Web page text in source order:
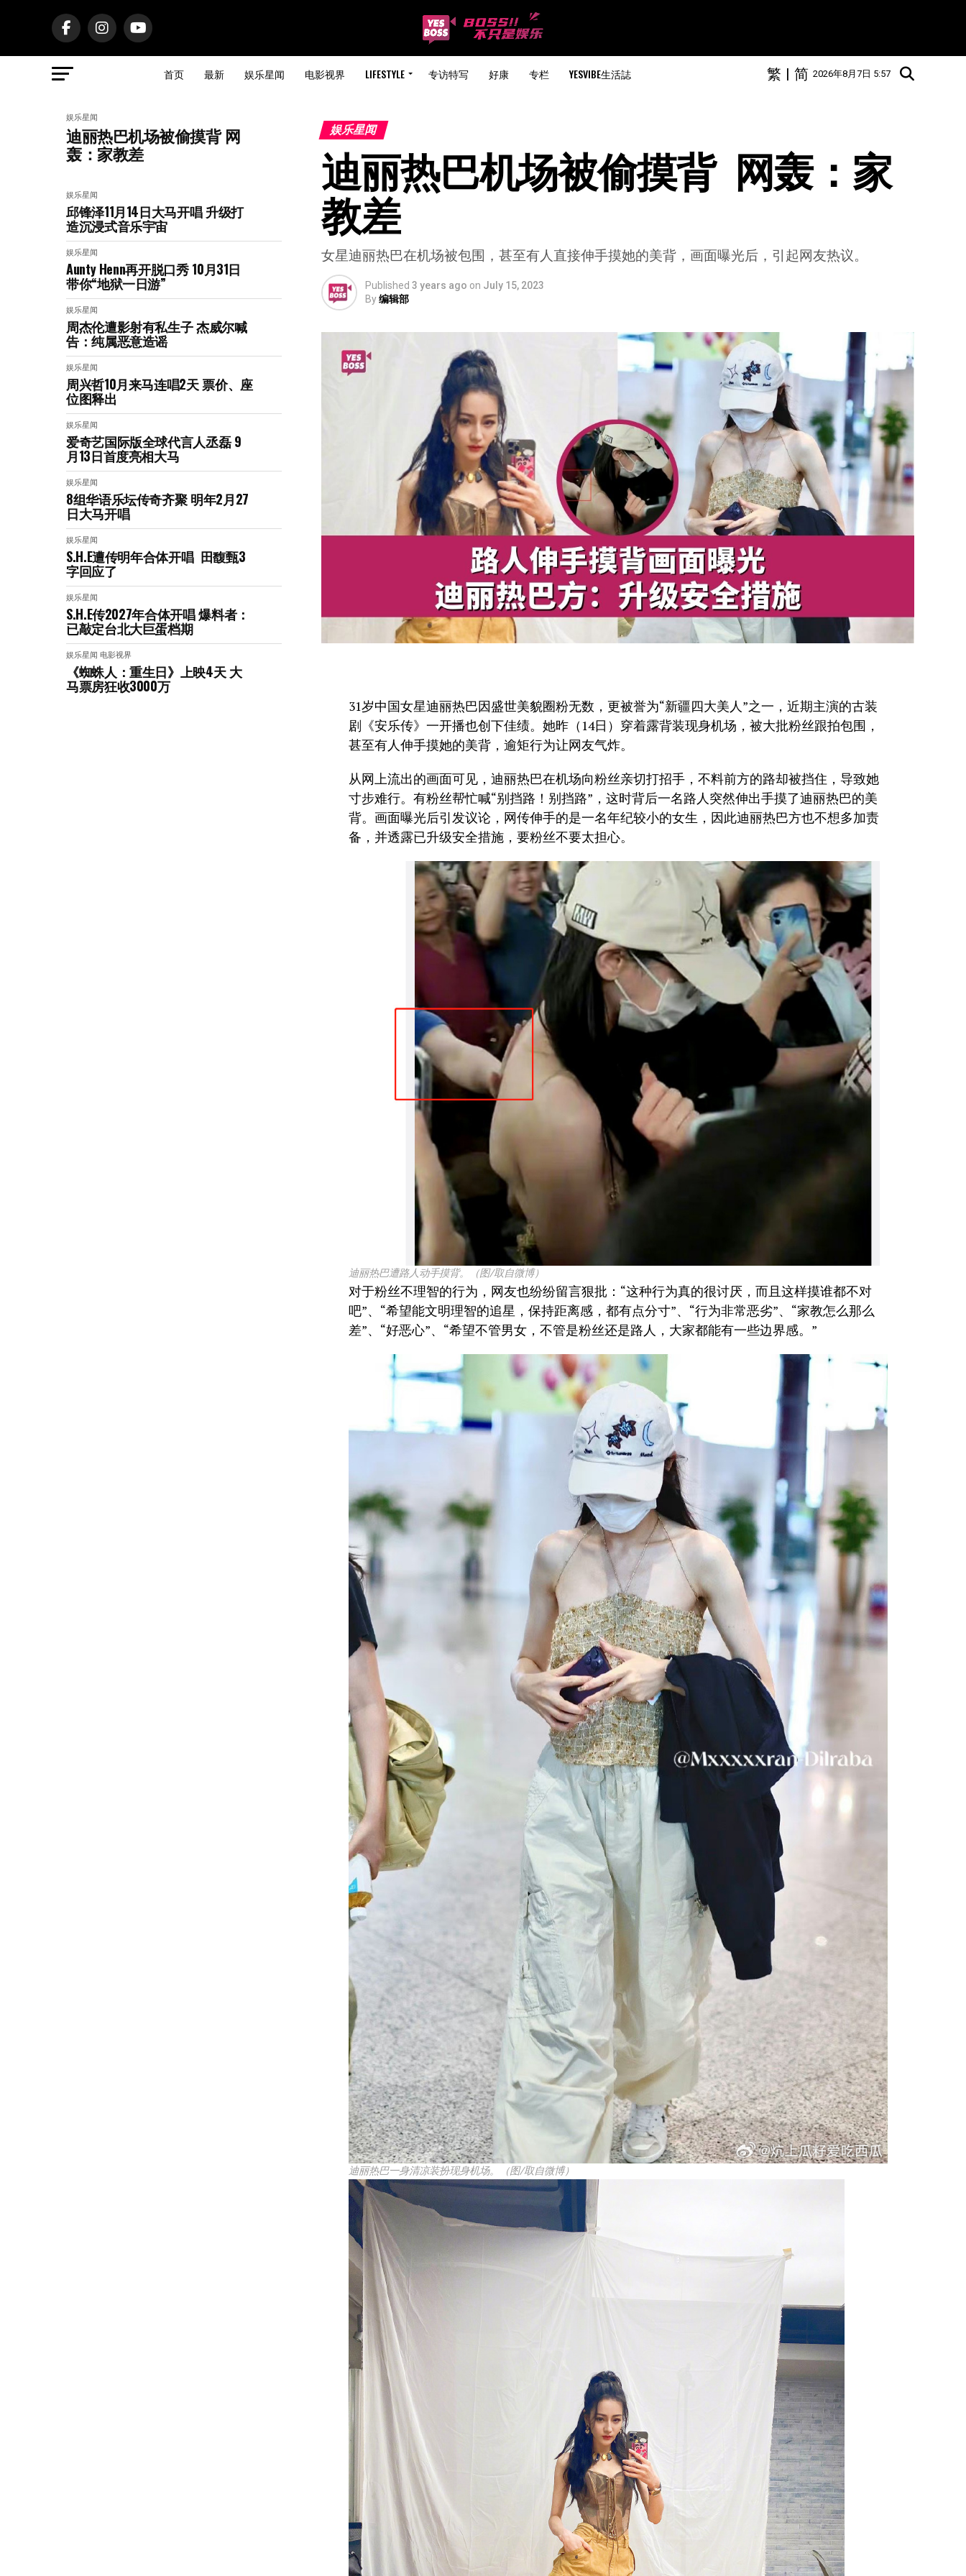
首页 最新 娱乐星闻 电影视界 LIFESTYLE 专访特写 好康 专栏 YESVIBE生活誌 2026年8月7日 5:57
简
|
繁
娱乐星闻
迪丽热巴机场被偷摸背 网
轰：家教差
娱乐星闻
邱锋泽11月14日大马开唱 升级打
造沉浸式音乐宇宙
娱乐星闻
Aunty Henn再开脱口秀 10月31日
带你“地狱一日游”
娱乐星闻
周杰伦遭影射有私生子 杰威尔喊
告：纯属恶意造谣
娱乐星闻
周兴哲10月来马连唱2天 票价、座
位图释出
娱乐星闻
爱奇艺国际版全球代言人丞磊 9
月13日首度亮相大马
娱乐星闻
8组华语乐坛传奇⻬聚 明年2月27
日大马开唱
娱乐星闻
S.H.E遭传明年合体开唱 田馥甄3
字回应了
娱乐星闻
S.H.E传2027年合体开唱 爆料者：
已敲定台北大巨蛋档期
娱乐星闻 电影视界
《蜘蛛人：重生日》上映4天 大
马票房狂收3000万
娱乐星闻
迪丽热巴机场被偷摸背  网轰：家
教差
女星迪丽热巴在机场被包围，甚至有人直接伸手摸她的美背，画面曝光后，引起网友热议。
Published 3 years ago on July 15, 2023
By编辑部
31岁中国女星迪丽热巴因盛世美貌圈粉无数，更被誉为“新疆四大美人”之一，近期主演的古装
剧《安乐传》一开播也创下佳绩。她昨（14日）穿着露背装现身机场，被大批粉丝跟拍包围，
甚至有人伸手摸她的美背，逾矩行为让网友气炸。
从网上流出的画面可见，迪丽热巴在机场向粉丝亲切打招手，不料前方的路却被挡住，导致她
寸步难行。有粉丝帮忙喊“别挡路！别挡路”，这时背后一名路人突然伸出手摸了迪丽热巴的美
背。画面曝光后引发议论，网传伸手的是一名年纪较小的女生，因此迪丽热巴方也不想多加责
备，并透露已升级安全措施，要粉丝不要太担心。
迪丽热巴遭路人动手摸背。（图/取自微博）
对于粉丝不理智的行为，网友也纷纷留言狠批：“这种行为真的很讨厌，而且这样摸谁都不对
吧”、“希望能文明理智的追星，保持距离感，都有点分寸”、“行为非常恶劣”、“家教怎么那么
差”、“好恶心”、“希望不管男女，不管是粉丝还是路人，大家都能有一些边界感。”
迪丽热巴一身清凉装扮现身机场。（图/取自微博）